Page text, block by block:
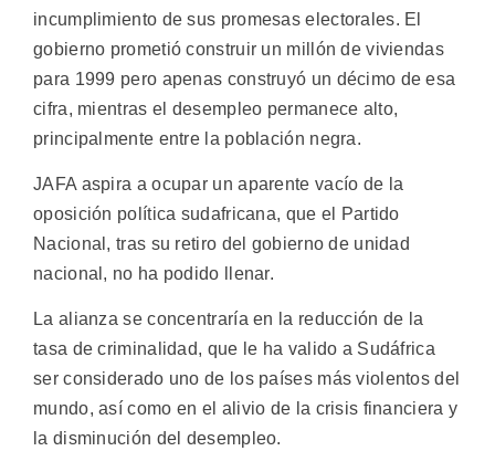
incumplimiento de sus promesas electorales. El
gobierno prometió construir un millón de viviendas
para 1999 pero apenas construyó un décimo de esa
cifra, mientras el desempleo permanece alto,
principalmente entre la población negra.
JAFA aspira a ocupar un aparente vacío de la
oposición política sudafricana, que el Partido
Nacional, tras su retiro del gobierno de unidad
nacional, no ha podido llenar.
La alianza se concentraría en la reducción de la
tasa de criminalidad, que le ha valido a Sudáfrica
ser considerado uno de los países más violentos del
mundo, así como en el alivio de la crisis financiera y
la disminución del desempleo.